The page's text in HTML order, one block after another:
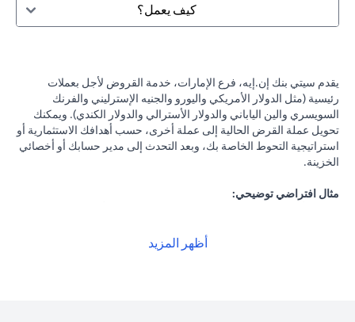
كيف يعمل؟
يقدم سيتي بنك إن.إيه، فرع الإمارات، خدمة القروض لأجل بعملات
رئيسية (مثل الدولار الأمريكي واليورو والجنيه الإسترليني والفرنك
السويسري والين الياباني والدولار الأسترالي والدولار الكندي). ويمكنك
تحويل عملة القرض الحالية إلى عملة أخرى، حسب أهدافك الاستثمارية أو
استراتيجية التحوط الخاصة بك، وبعد التحدث إلى مدير حسابك أو أخصائي
الخزينة.
مثال افتراضي توضيحي:
الدولار الأمريكي، فيمكنك تحويل قرضك بالدولار الأمريكي إلى الين
أظهر المزيد